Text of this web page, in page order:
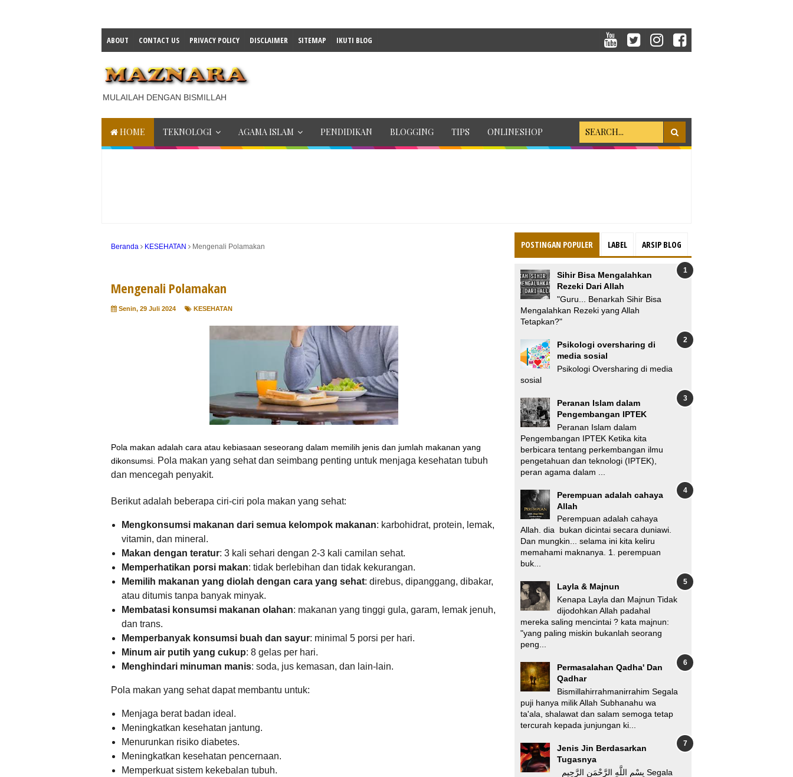
ABOUT CONTACT US PRIVACY POLICY DISCLAIMER SITEMAP IKUTI BLOG
MULAILAH DENGAN BISMILLAH
HOME TEKNOLOGI AGAMA ISLAM PENDIDIKAN BLOGGING TIPS ONLINESHOP
Beranda KESEHATAN Mengenali Polamakan
Mengenali Polamakan
Senin, 29 Juli 2024 KESEHATAN
Pola makan adalah cara atau kebiasaan seseorang dalam memilih jenis dan jumlah makanan yang
dikonsumsi. Pola makan yang sehat dan seimbang penting untuk menjaga kesehatan tubuh
dan mencegah penyakit.
Berikut adalah beberapa ciri-ciri pola makan yang sehat:
Mengkonsumsi makanan dari semua kelompok makanan: karbohidrat, protein, lemak,
vitamin, dan mineral.
Makan dengan teratur: 3 kali sehari dengan 2-3 kali camilan sehat.
Memperhatikan porsi makan: tidak berlebihan dan tidak kekurangan.
Memilih makanan yang diolah dengan cara yang sehat: direbus, dipanggang, dibakar,
atau ditumis tanpa banyak minyak.
Membatasi konsumsi makanan olahan: makanan yang tinggi gula, garam, lemak jenuh,
dan trans.
Memperbanyak konsumsi buah dan sayur: minimal 5 porsi per hari.
Minum air putih yang cukup: 8 gelas per hari.
Menghindari minuman manis: soda, jus kemasan, dan lain-lain.
Pola makan yang sehat dapat membantu untuk:
Menjaga berat badan ideal.
Meningkatkan kesehatan jantung.
Menurunkan risiko diabetes.
Meningkatkan kesehatan pencernaan.
Memperkuat sistem kekebalan tubuh.
POSTINGAN POPULER LABEL ARSIP BLOG
Sihir Bisa Mengalahkan
Rezeki Dari Allah
"Guru... Benarkah Sihir Bisa
Mengalahkan Rezeki yang Allah
Tetapkan?"
Psikologi oversharing di
media sosial
Psikologi Oversharing di media
sosial
Peranan Islam dalam
Pengembangan IPTEK
Peranan Islam dalam
Pengembangan IPTEK Ketika kita
berbicara tentang perkembangan ilmu
pengetahuan dan teknologi (IPTEK),
peran agama dalam ...
Perempuan adalah cahaya
Allah
Perempuan adalah cahaya
Allah. dia bukan dicintai secara duniawi.
Dan mungkin... selama ini kita keliru
memahami maknanya. 1. perempuan
buk...
Layla & Majnun
Kenapa Layla dan Majnun Tidak
dijodohkan Allah padahal
mereka saling mencintai ? kata majnun:
"yang paling miskin bukanlah seorang
peng...
Permasalahan Qadha' Dan
Qadhar
Bismillahirrahmanirrahim Segala
puji hanya milik Allah Subhanahu wa
ta'ala, shalawat dan salam semoga tetap
tercurah kepada junjungan ki...
Jenis Jin Berdasarkan
Tugasnya